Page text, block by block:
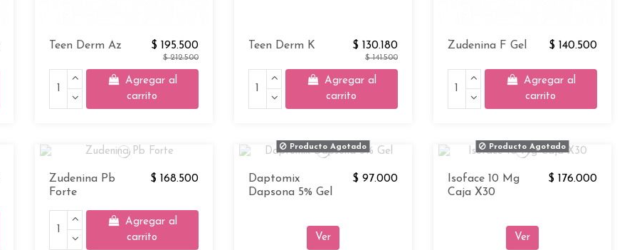
Teen Derm Az $ 195.500
$ 212.500
Agregar al
carrito
Teen Derm K $ 130.180
$ 141.500
Agregar al
carrito
Zudenina F Gel $ 140.500
Agregar al
carrito
Zudenina Pb
Forte
$ 168.500
Agregar al
carrito
Producto Agotado
Daptomix
Dapsona 5% Gel
$ 97.000
Ver
Producto Agotado
Isoface 10 Mg
Caja X30
$ 176.000
Ver